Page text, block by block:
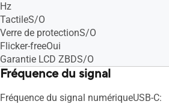
Hz
TactileS/O
Verre de protectionS/O
Flicker-freeOui
Garantie LCD ZBDS/O
Fréquence du signal
Fréquence du signal numériqueUSB-C: